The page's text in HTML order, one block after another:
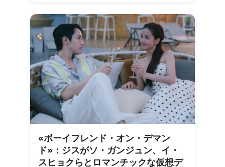
«ボーイフレンド・オン・デマン
ド»：ジスがソ・ガンジュン、イ・
スヒョクらとロマンチックな仮想デ